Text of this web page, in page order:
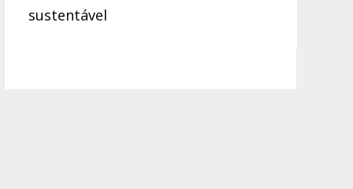
sustentável